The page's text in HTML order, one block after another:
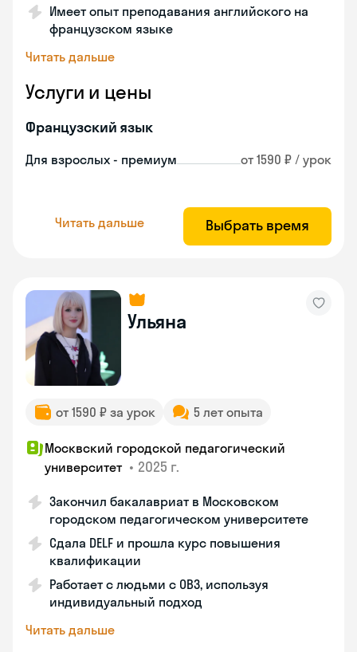
Имеет опыт преподавания английского на
французском языке
Читать дальше
Услуги и цены
Французский язык
Для взрослых - премиум от 1590 ₽ / урок
Читать дальше Выбрать время
Ульяна
от 1590 ₽ за урок 5 лет опыта
Москвский городской педагогический
университет • 2025 г.
Закончил бакалавриат в Московском
городском педагогическом университете
Сдала DELF и прошла курс повышения
квалификации
Работает с людьми с ОВЗ, используя
индивидуальный подход
Читать дальше